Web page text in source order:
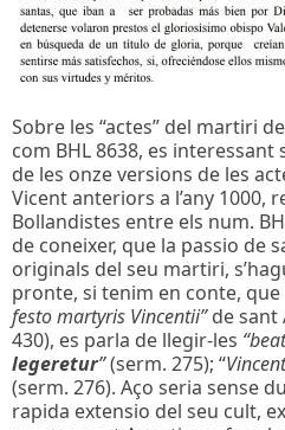
Sobre les “actes” del martiri
com BHL 8638, es interessant
de les onze versions de les
Vicent anteriors a l’any 1000,
Bollandistes entre els num.
de coneixer, que la passio de
originals del seu martiri,
pronte, si tenim en conte,
festo martyris Vincentii”de sant
430), es parla de llegir-les
legeretur”(serm. 275); “
(serm. 276). Aço seria sense
rapida extensio del seu cult,